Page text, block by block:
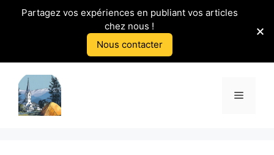
contenu
Menu
Partagez vos expériences en publiant vos articles
chez nous !
Nous contacter